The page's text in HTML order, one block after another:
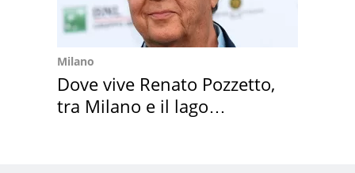
Milano
Dove vive Renato Pozzetto,
tra Milano e il lago